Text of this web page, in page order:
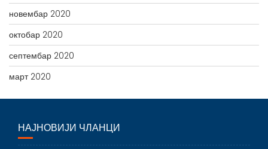
новембар 2020
октобар 2020
септембар 2020
март 2020
НАЈНОВИЈИ ЧЛАНЦИ